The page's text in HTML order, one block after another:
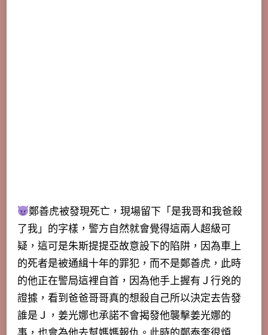
鄭善虎被發現死亡，現場留下「是我哥和我爸殺
了我」的字樣，警方自然就會覺得這兩人超級可
疑，這可是朱斯提提亞故意設下的陷阱，因為車上
的死者是被通緝十年的罪犯，而不是鄭善虎，此時
的他正在警局這裡自首， 因為他手上握有Ｊ行兇的
證據，看到爸爸哥哥真的想殺自己所以決定去告發
誰是Ｊ ，姜光娜也承諾不會揭發他襲擊姜光娜的